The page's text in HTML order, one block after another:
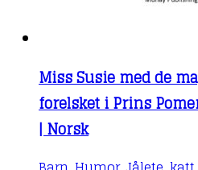
Miss Susie med de
forelsket i Prins
| Norsk